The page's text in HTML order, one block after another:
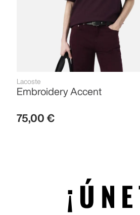
Lacoste
Embroidery Accent
75,00 €